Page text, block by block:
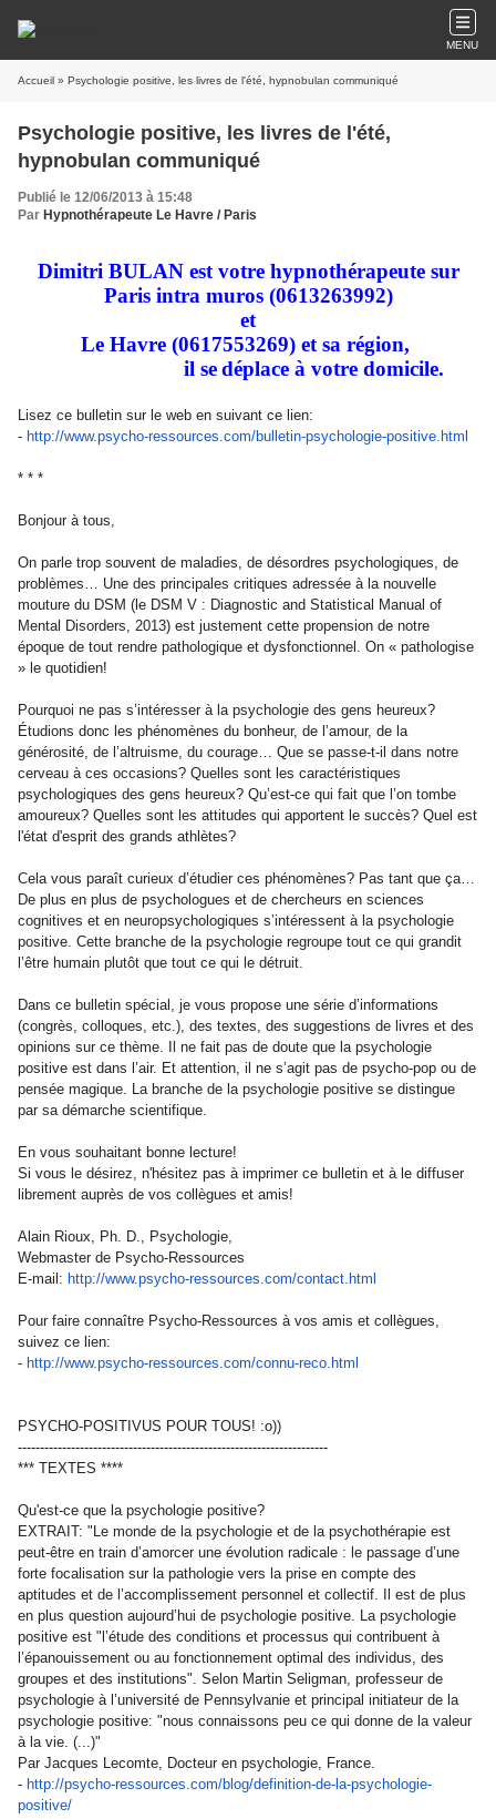
MENU
Accueil » Psychologie positive, les livres de l'été, hypnobulan communiqué
Psychologie positive, les livres de l'été,
hypnobulan communiqué
Publié le 12/06/2013 à 15:48
Par Hypnothérapeute Le Havre / Paris
Dimitri BULAN est votre hypnothérapeute sur
Paris intra muros (0613263992)
et
Le Havre (0617553269) et sa région,
il sedéplace à votre domicile.
Lisez ce bulletin sur le web en suivant ce lien:
- http://www.psycho-ressources.com/bulletin-psychologie-positive.html
* * *
Bonjour à tous,
On parle trop souvent de maladies, de désordres psychologiques, de
problèmes… Une des principales critiques adressée à la nouvelle
mouture du DSM (le DSM V : Diagnostic and Statistical Manual of
Mental Disorders, 2013) est justement cette propension de notre
époque de tout rendre pathologique et dysfonctionnel. On « pathologise
» le quotidien!
Pourquoi ne pas s’intéresser à la psychologie des gens heureux?
Étudions donc les phénomènes du bonheur, de l’amour, de la
générosité, de l’altruisme, du courage… Que se passe-t-il dans notre
cerveau à ces occasions? Quelles sont les caractéristiques
psychologiques des gens heureux? Qu’est-ce qui fait que l’on tombe
amoureux? Quelles sont les attitudes qui apportent le succès? Quel est
l'état d'esprit des grands athlètes?
Cela vous paraît curieux d’étudier ces phénomènes? Pas tant que ça…
De plus en plus de psychologues et de chercheurs en sciences
cognitives et en neuropsychologiques s’intéressent à la psychologie
positive. Cette branche de la psychologie regroupe tout ce qui grandit
l’être humain plutôt que tout ce qui le détruit.
Dans ce bulletin spécial, je vous propose une série d’informations
(congrès, colloques, etc.), des textes, des suggestions de livres et des
opinions sur ce thème. Il ne fait pas de doute que la psychologie
positive est dans l’air. Et attention, il ne s’agit pas de psycho-pop ou de
pensée magique. La branche de la psychologie positive se distingue
par sa démarche scientifique.
En vous souhaitant bonne lecture!
Si vous le désirez, n'hésitez pas à imprimer ce bulletin et à le diffuser
librement auprès de vos collègues et amis!
Alain Rioux, Ph. D., Psychologie,
Webmaster de Psycho-Ressources
E-mail: http://www.psycho-ressources.com/contact.html
Pour faire connaître Psycho-Ressources à vos amis et collègues,
suivez ce lien:
- http://www.psycho-ressources.com/connu-reco.html
PSYCHO-POSITIVUS POUR TOUS! :o))
----------------------------------------------------------------------
*** TEXTES ****
Qu'est-ce que la psychologie positive?
EXTRAIT: "Le monde de la psychologie et de la psychothérapie est
peut-être en train d’amorcer une évolution radicale : le passage d’une
forte focalisation sur la pathologie vers la prise en compte des
aptitudes et de l’accomplissement personnel et collectif. Il est de plus
en plus question aujourd’hui de psychologie positive. La psychologie
positive est "l’étude des conditions et processus qui contribuent à
l’épanouissement ou au fonctionnement optimal des individus, des
groupes et des institutions". Selon Martin Seligman, professeur de
psychologie à l’université de Pennsylvanie et principal initiateur de la
psychologie positive: "nous connaissons peu ce qui donne de la valeur
à la vie. (...)"
Par Jacques Lecomte, Docteur en psychologie, France.
- http://psycho-ressources.com/blog/definition-de-la-psychologie-
positive/